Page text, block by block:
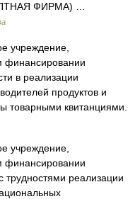
ФИРМА) …
учреждение,
финансировании
в реализации
продуктов и
товарными квитанциями.
учреждение,
финансировании
трудностями реализации